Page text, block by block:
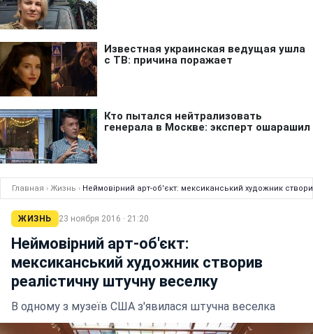
Главная › Жизнь › Неймовірний арт-об'єкт: мексиканський художник
ЖИЗНЬ 23 ноября 2016 · 21:20
Неймовірний арт-об'єкт:
мексиканський художник створив
реалістичну штучну веселку
В одному з музеїв США з'явилася штучна веселка